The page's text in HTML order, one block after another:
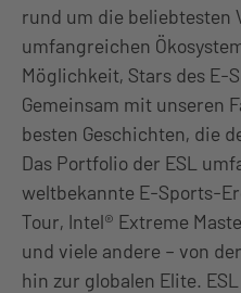
rund um die beliebtesten
umfangreichen
Möglichkeit, Stars des E-
Gemeinsam mit unseren
besten Geschichten, die
Das Portfolio der ESL
weltbekannte E-Sports-
Tour, Intel® Extreme
und viele andere – von
hin zur globalen Elite.